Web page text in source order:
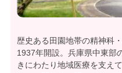
歴史ある田園地帯の精神科
1937年開設。兵庫県中東部
きにわたり地域医療を支え